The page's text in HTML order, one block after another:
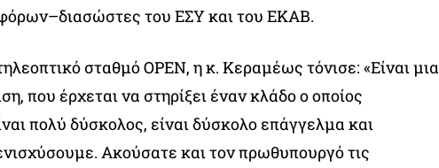
του ΕΣΥ και του ΕΚΑΒ.
σταθμό OPEN, η κ. Κεραμέως τόνισε: «Είναι μια
που έρχεται να στηρίξει έναν κλάδο ο οποίος
πολύ δύσκολος, είναι δύσκολο επάγγελμα και
Ακούσατε και τον πρωθυπουργό τις